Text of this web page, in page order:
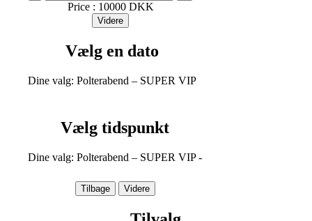
Price : 10000DKK
Videre
Vælg en dato
Dine valg:Polterabend – SUPER VIP
Vælg tidspunkt
Dine valg:Polterabend – SUPER VIP-
Tilbage Videre